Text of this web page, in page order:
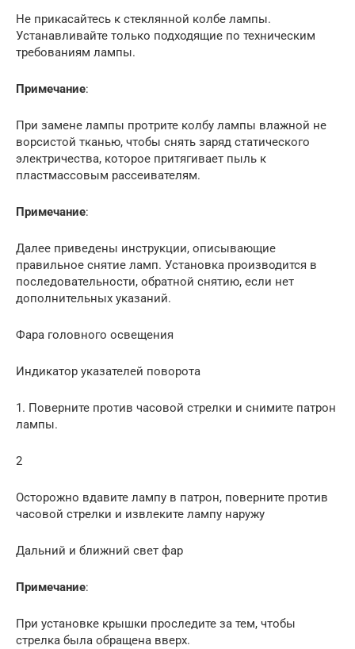
Не прикасайтесь к стеклянной колбе лампы.
Устанавливайте только подходящие по техническим
требованиям лампы.
Примечание:
При замене лампы протрите колбу лампы влажной не
ворсистой тканью, чтобы снять заряд статического
электричества, которое притягивает пыль к
пластмассовым рассеивателям.
Примечание:
Далее приведены инструкции, описывающие
правильное снятие ламп. Установка производится в
последовательности, обратной снятию, если нет
дополнительных указаний.
Фара головного освещения
Индикатор указателей поворота
1. Поверните против часовой стрелки и снимите патрон
лампы.
2
Осторожно вдавите лампу в патрон, поверните против
часовой стрелки и извлеките лампу наружу
Дальний и ближний свет фар
Примечание:
При установке крышки проследите за тем, чтобы
стрелка была обращена вверх.